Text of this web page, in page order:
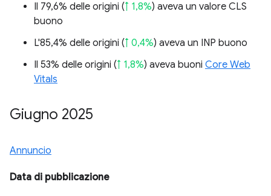
Il 79,6% delle origini (↑ 1,8%) aveva un valore CLS
buono
L'85,4% delle origini (↑ 0,4%) aveva un INP buono
Il 53% delle origini (↑ 1,8%) aveva buoni Core Web
Vitals
Giugno 2025
Annuncio
Data di pubblicazione